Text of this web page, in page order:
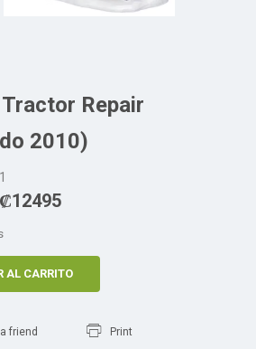
Repair
2010)
₡12495
AL CARRITO
friend Print